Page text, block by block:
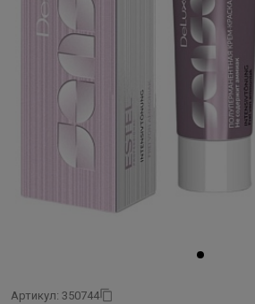
Артикул: 350744